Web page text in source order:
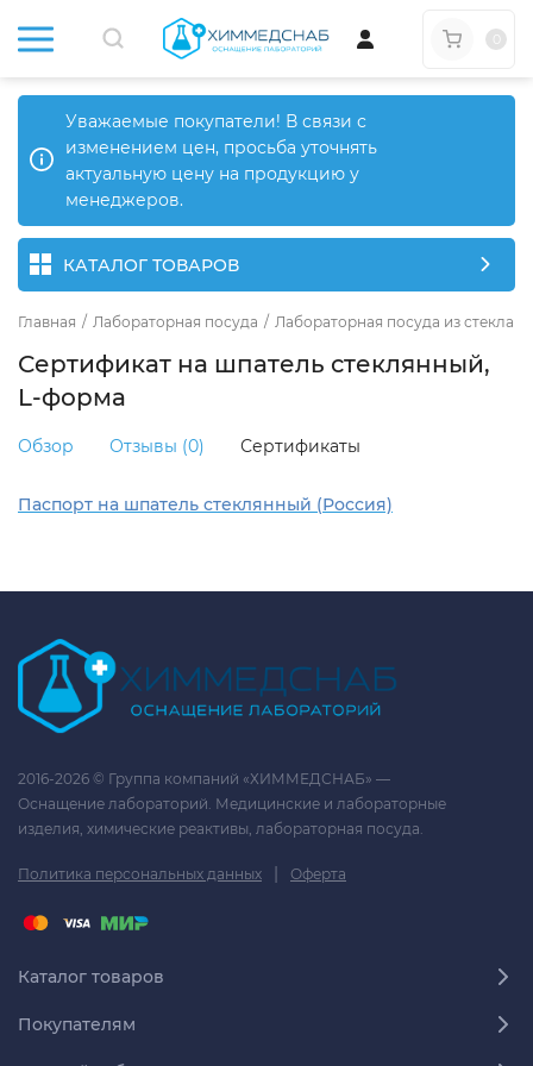
Уважаемые покупатели! В связи с
изменением цен, просьба уточнять
актуальную цену на продукцию у
менеджеров.
КАТАЛОГ ТОВАРОВ
Главная / Лабораторная посуда / Лабораторная посуда из стекла
Сертификат на шпатель стеклянный,
L-форма
Обзор Отзывы (0) Сертификаты
Паспорт на шпатель стеклянный (Россия)
2016-2026 © Группа компаний «ХИММЕДСНАБ» —
Оснащение лабораторий. Медицинские и лабораторные
изделия, химические реактивы, лабораторная посуда.
Политика персональных данных | Оферта
Каталог товаров
Покупателям